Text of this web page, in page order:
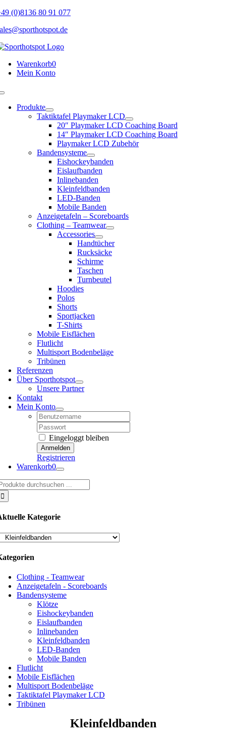
Skip
content
(0)8136 80 91 077
Warenkorb0
Mein Konto
Toggle
NavigationProdukte
Taktiktafel Playmaker LCD
20″ Playmaker LCD Coaching Board
14″ Playmaker LCD Coaching Board
Playmaker LCD Zubehör
Bandensysteme
Eishockeybanden
Eislaufbanden
Inlinebanden
Kleinfeldbanden
LED-Banden
Mobile Banden
Anzeigetafeln – Scoreboards
Clothing – Teamwear
Accessories
Handtücher
Rucksäcke
Schirme
Taschen
Turnbeutel
Hoodies
Polos
Shorts
Sportjacken
T-Shirts
Mobile Eisflächen
Flutlicht
Multisport Bodenbeläge
Tribünen
Referenzen
Über Sporthotspot
Unsere Partner
Kontakt
Mein Konto
Username:
Password:
Eingeloggt bleiben
Registrieren
Warenkorb0
Kategorie
Clothing - Teamwear
Anzeigetafeln - Scoreboards
Bandensysteme
Klötze
Eishockeybanden
Eislaufbanden
Inlinebanden
Kleinfeldbanden
LED-Banden
Mobile Banden
Flutlicht
Mobile Eisflächen
Multisport Bodenbeläge
Taktiktafel Playmaker LCD
Tribünen
Kleinfeldbanden